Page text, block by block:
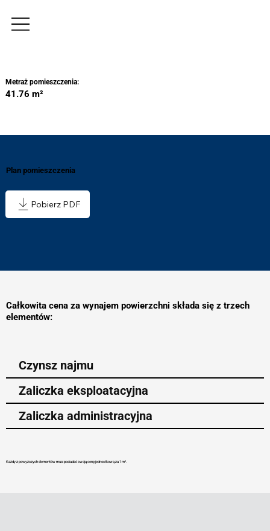
Metraż pomieszczenia:
41.76 m²
Plan pomieszczenia
Pobierz PDF
Całkowita cena za wynajem powierzchni składa się z trzech
elementów:
Czynsz najmu
Zaliczka eksploatacyjna
Zaliczka administracyjna
Każdy z powyższych elementów musi posiadać swoją cenę jednostkową za 1 m².